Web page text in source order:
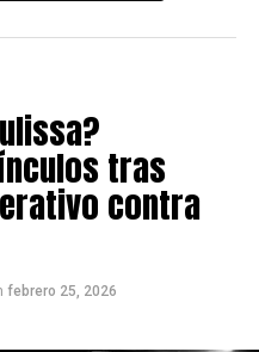
tras
contra
febrero 25, 2026